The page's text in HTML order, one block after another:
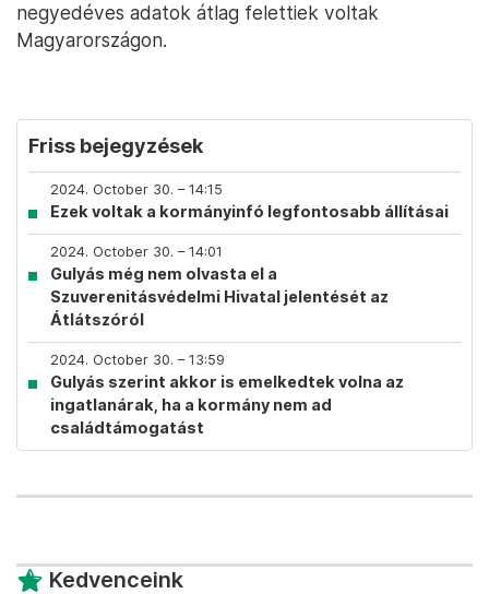
negyedéves adatok átlag felettiek voltak
Magyarországon.
Friss bejegyzések
2024. October 30. – 14:15
Ezek voltak a kormányinfó legfontosabb állításai
2024. October 30. – 14:01
Gulyás még nem olvasta el a
Szuverenitásvédelmi Hivatal jelentését az
Átlátszóról
2024. October 30. – 13:59
Gulyás szerint akkor is emelkedtek volna az
ingatlanárak, ha a kormány nem ad
családtámogatást
Kedvenceink